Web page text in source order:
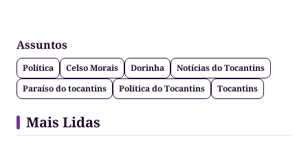
Assuntos
Política Celso Morais Dorinha
Notícias do Tocantins
Paraíso do tocantins
Política do Tocantins Tocantins
Mais Lidas